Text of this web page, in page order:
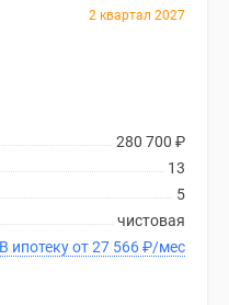
2 квартал 2027
280 700 ₽
13
5
чистовая
В ипотеку от 27 566₽/мес